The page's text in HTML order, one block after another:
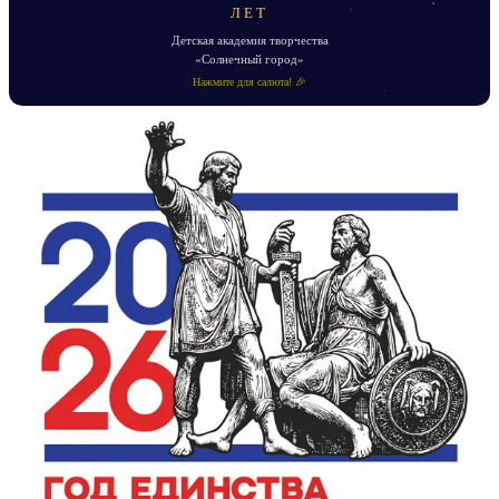
ЛЕТ
Детская академия творчества
«Солнечный город»
Нажмите для салюта! 🎉